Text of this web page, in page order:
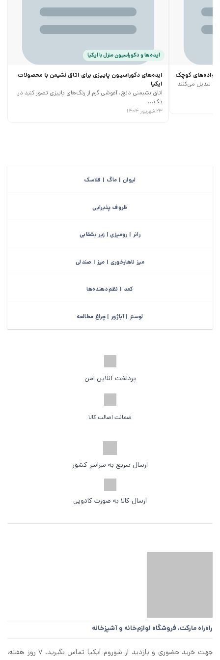
کوچک
تبدیل می‌کنند
ایده‌ها و دکوراسیون منزل با ایکیا
ایده‌های دکوراسیون پاییزی برای اتاق نشیمن با محصولات
ایکیا
اتاق نشیمنی دنج، آغوشی گرم از رنگ‌های پاییزی تصور کنید در
یک...
۲۳ شهریور ۱۴۰۴
لیوان | ماگ | فلاسک
ظروف پذیرایی
رانر | رومیزی | زیر بشقابی
میز ناهارخوری | میز | صندلی
کمد | نظم‌دهنده‌ها
لوستر | آباژور | چراغ مطالعه
پرداخت آنلاین امن
ضمانت اصالت کالا
ارسال سریع به سراسر کشور
ارسال کالا به صورت کادویی
راه‌راه مارکت، فروشگاه لوازم‌خانه و آشپزخانه
جهت خرید حضوری و بازدید از شوروم ایکیا تماس بگیرید. ۷ روز هفته،